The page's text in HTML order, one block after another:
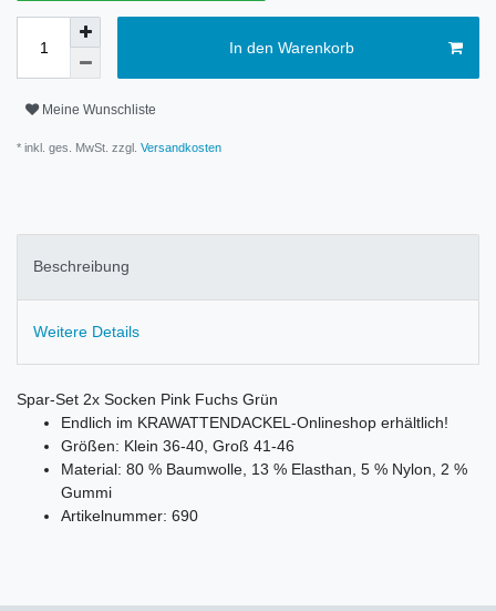
In den Warenkorb
Meine Wunschliste
* inkl. ges. MwSt. zzgl. Versandkosten
Beschreibung
Weitere Details
Spar-Set 2x Socken Pink Fuchs Grün
Endlich im KRAWATTENDACKEL-Onlineshop erhältlich!
Größen: Klein 36-40, Groß 41-46
Material: 80 % Baumwolle, 13 % Elasthan, 5 % Nylon, 2 %
Gummi
Artikelnummer: 690